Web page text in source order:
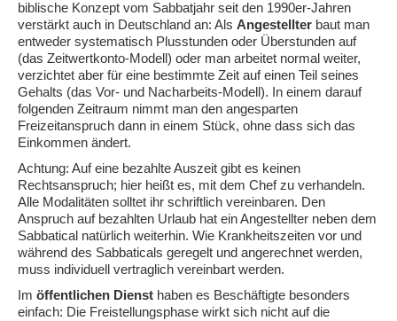
biblische Konzept vom Sabbatjahr seit den 1990er-Jahren
verstärkt auch in Deutschland an: Als Angestellter baut man
entweder systematisch Plusstunden oder Überstunden auf
(das Zeitwertkonto-Modell) oder man arbeitet normal weiter,
verzichtet aber für eine bestimmte Zeit auf einen Teil seines
Gehalts (das Vor- und Nacharbeits-Modell). In einem darauf
folgenden Zeitraum nimmt man den angesparten
Freizeitanspruch dann in einem Stück, ohne dass sich das
Einkommen ändert.
Achtung: Auf eine bezahlte Auszeit gibt es keinen
Rechtsanspruch; hier heißt es, mit dem Chef zu verhandeln.
Alle Modalitäten solltet ihr schriftlich vereinbaren. Den
Anspruch auf bezahlten Urlaub hat ein Angestellter neben dem
Sabbatical natürlich weiterhin. Wie Krankheitszeiten vor und
während des Sabbaticals geregelt und angerechnet werden,
muss individuell vertraglich vereinbart werden.
Im öffentlichen Dienst haben es Beschäftigte besonders
einfach: Die Freistellungsphase wirkt sich nicht auf die